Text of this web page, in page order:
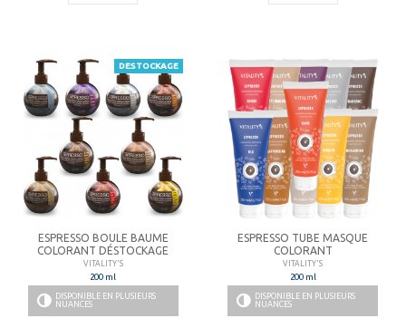
DESTOCKAGE
ESPRESSO BOULE BAUME
COLORANT DÉSTOCKAGE
VITALITY'S
200 ml
DISPONIBLE EN PLUSIEURS
NUANCES
ESPRESSO TUBE MASQUE
COLORANT
VITALITY'S
200 ml
DISPONIBLE EN PLUSIEURS
NUANCES